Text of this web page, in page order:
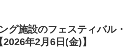
グ施設のフェスティバル・
年2月6日(金)】